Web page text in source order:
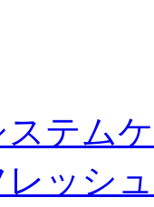
ステム
ッシ